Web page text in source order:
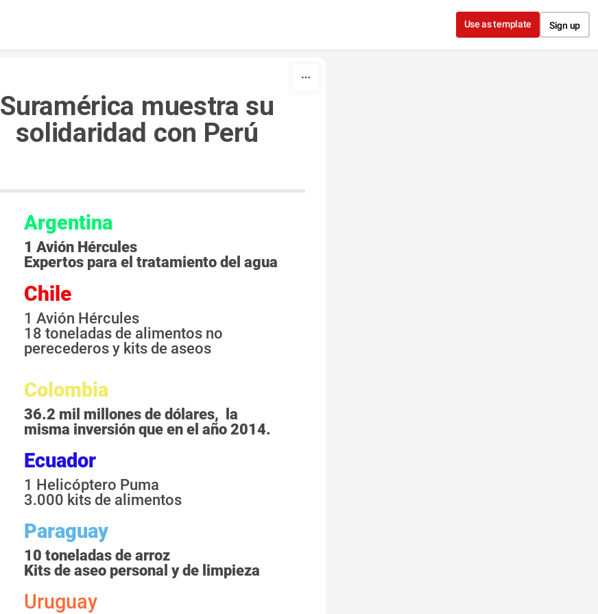
Use as template Sign up
Suramérica muestra su
solidaridad con Perú
Argentina
1 Avión Hércules
Expertos para el tratamiento del agua
Chile
1 Avión Hércules
18 toneladas de alimentos no
perecederos y kits de aseos
Colombia
36.2 mil millones de dólares,
la
misma inversión que en el año 2014.
Ecuador
1 Helicóptero Puma
3.000 kits de alimentos
Paraguay
10 toneladas de arroz
Kits de aseo personal y de limpieza
Uruguay